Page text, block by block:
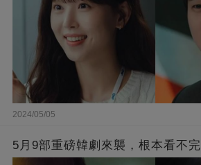
2024/05/05
5月9部重磅韓劇來襲，根本看不完